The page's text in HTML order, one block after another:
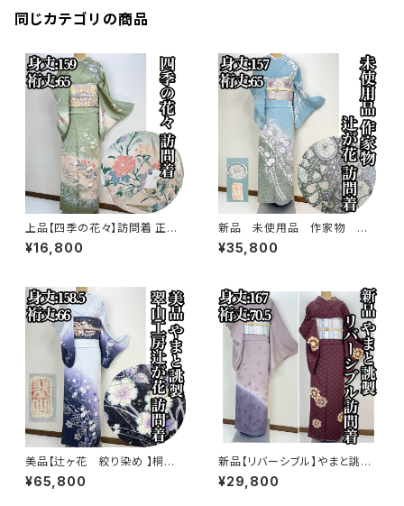
同じカテゴリの商品
上品【四季の花々】訪問着 正絹
袷 s779
¥16,800
新品 未使用品 作家物 絞り
染め【辻ヶ花 】訪問着 正絹 袷 s
778
¥35,800
美品【辻ヶ花 絞り染め 】桐谷
翠山工房 訪問着 正絹 袷 s77
3
¥65,800
新品【リバーシブル】やまと誂
製 正絹 袷 訪問着s771
¥29,800